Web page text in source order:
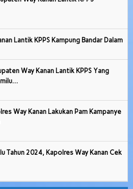
Lantik KPPS Kampung Bandar Dalam
Way Kanan Lantik KPPS Yang
Way Kanan Lakukan Pam Kampanye
Tahun 2024, Kapolres Way Kanan Cek